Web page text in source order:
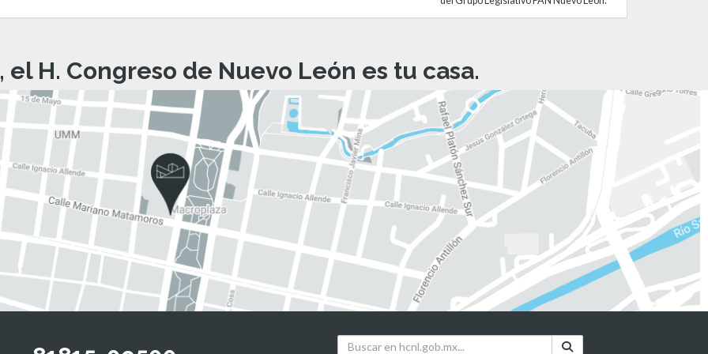
el H. Congreso de Nuevo León es tu casa.